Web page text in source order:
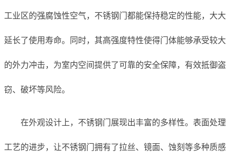
工业区的强腐蚀性空气，不锈钢门都能保持稳定的性能，大大
延长了使用寿命。同时，其高强度特性使得门体能够承受较大
的外力冲击，为室内空间提供了可靠的安全保障，有效抵御盗
窃、破坏等风险。
在外观设计上，不锈钢门展现出丰富的多样性。表面处理
工艺的进步，让不锈钢门拥有了拉丝、镜面、蚀刻等多种质感